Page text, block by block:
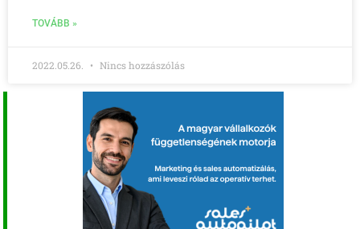
TOVÁBB »
2022.05.26. Nincs hozzászólás